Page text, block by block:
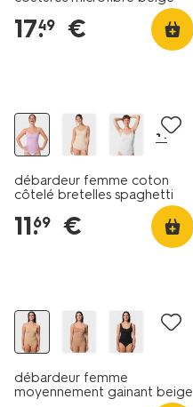
17.
49 €
+1
débardeur femme coton
côtelé bretelles spaghetti
11.
69 €
débardeur femme
moyennement gainant beige